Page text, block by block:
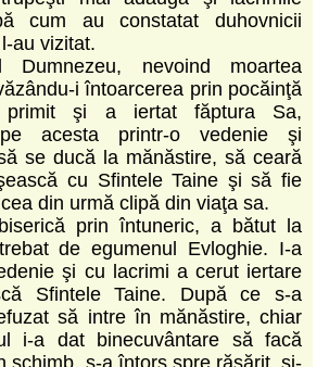
cum au constatat duhovnicii
au vizitat.
Dumnezeu, nevoind moartea
i întoarcerea prin pocăinţă
primit şi a iertat făptura Sa,
pe acesta printr-o vedenie şi
se ducă la mănăstire, să ceară
cu Sfintele Taine şi să fie
din urmă clipă din viaţa sa.
prin întuneric, a bătut la
de egumenul Evloghie. I-a
şi cu lacrimi a cerut iertare
Sfintele Taine. După ce s-a
să intre în mănăstire, chiar
i-a dat binecuvântare să facă
schimb, s-a întors spre răsărit, şi-